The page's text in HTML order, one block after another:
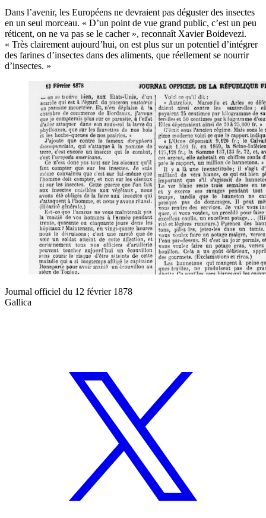
Dans l’avenir, les Européens ne devraient pas déguster des insectes
en un seul morceau. « D’un point de vue grand public, c’est un peu
réticent, on ne va pas se le cacher », reconnaît Xavier Boidevezi.
« Très clairement aujourd’hui, on est plus sur un potentiel d’intégrer
des farines d’insectes dans des aliments, que réellement se nourrir
d’insectes. »
Journal officiel du 12 février 1878
Gallica